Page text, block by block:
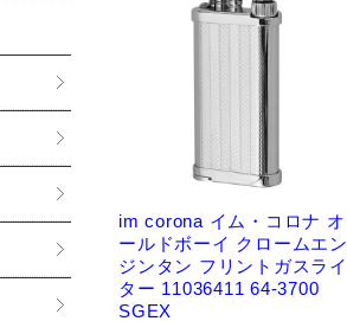
im corona イム・コロナ オ
ールドボーイ クロームエン
ジンタン フリントガスライ
ター 11036411 64-3700
SGEX